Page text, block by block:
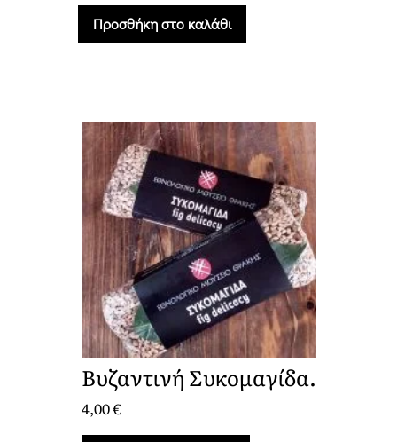
Προσθήκη στο καλάθι
Βυζαντινή Συκομαγίδα.
4,00€